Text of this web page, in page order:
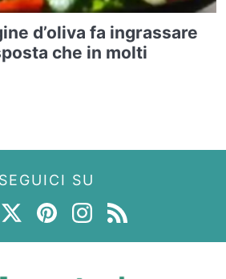
d’oliva fa ingrassare
che in molti
SEGUICI SU